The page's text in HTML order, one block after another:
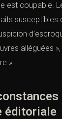
est coupable.
susceptibles
alléguées »,
».
éditoriale